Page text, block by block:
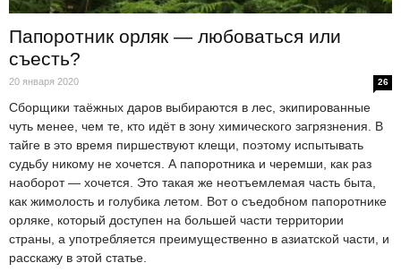
Папоротник орляк — любоваться или
съесть?
20 января 2020 26
Сборщики таёжных даров выбираются в лес, экипированные
чуть менее, чем те, кто идёт в зону химического загрязнения. В
тайге в это время пиршествуют клещи, поэтому испытывать
судьбу никому не хочется. А папоротника и черемши, как раз
наоборот — хочется. Это такая же неотъемлемая часть быта,
как жимолость и голубика летом. Вот о съедобном папоротнике
орляке, который доступен на большей части территории
страны, а употребляется преимущественно в азиатской части, и
расскажу в этой статье.